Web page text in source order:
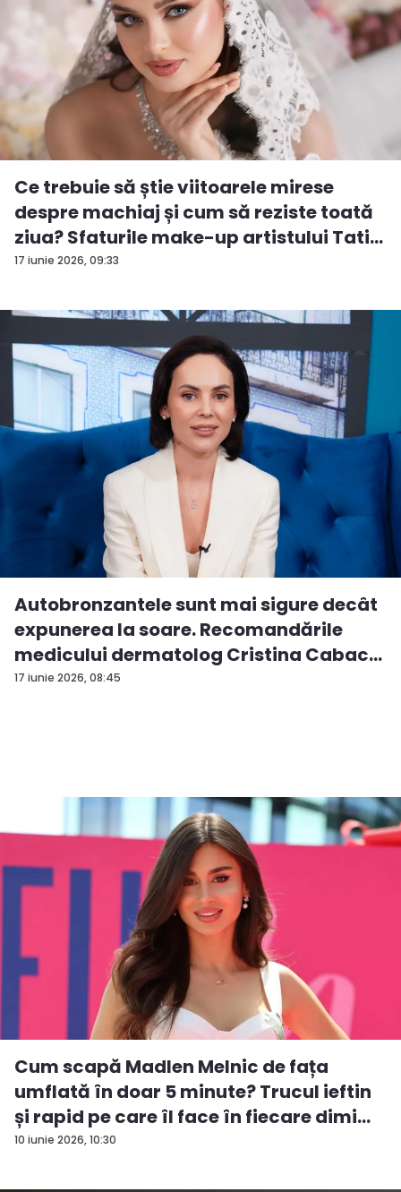
17 iunie 2026, 09:33
Ce trebuie să știe viitoarele mirese
despre machiaj și cum să reziste toată
ziua? Sfaturile make-up artistului Tati...
17 iunie 2026, 08:45
Autobronzantele sunt mai sigure decât
expunerea la soare. Recomandările
medicului dermatolog Cristina Cabac
-...
10 iunie 2026, 10:30
Cum scapă Madlen Melnic de fața
umflată în doar 5 minute? Trucul ieftin
și rapid pe care îl face în fiecare dimi...